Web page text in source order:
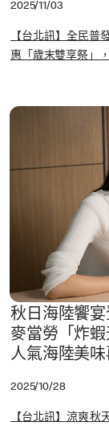
2025/11/03
【台北訊】全民普
惠「歲末雙享祭」
秋日海陸饗宴
麥當勞「炸
人氣海陸美味
2025/10/28
【台北訊】涼爽秋